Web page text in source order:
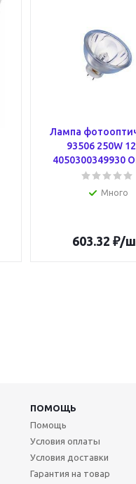
Лампа
93506 250W
4050300349930
Много
603.32 ₽/
ПОМОЩЬ
Помощь
Условия оплаты
Условия доставки
Гарантия на товар